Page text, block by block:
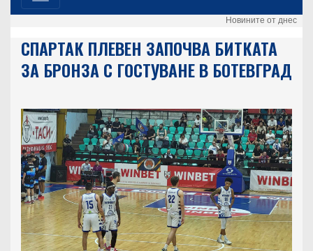
Новините от днес
СПАРТАК ПЛЕВЕН ЗАПОЧВА БИТКАТА
ЗА БРОНЗА С ГОСТУВАНЕ В БОТЕВГРАД